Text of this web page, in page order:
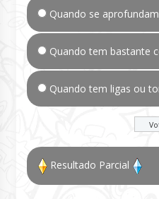
Quando se
Quando tem bastante
Quando tem ligas ou
Resultado Parcial